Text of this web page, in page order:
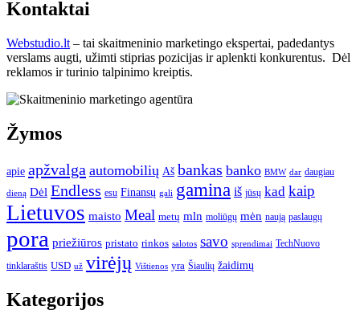
Kontaktai
Webstudio.lt – tai skaitmeninio marketingo ekspertai, padedantys
verslams augti, užimti stiprias pozicijas ir aplenkti konkurentus. Dėl
reklamos ir turinio talpinimo kreiptis.
Žymos
apie apžvalga automobilių Aš bankas banko BMW dar daugiau
dieną Dėl Endless esu Finansų gali gamina iš jūsų kad kaip
Lietuvos maisto Meal metų mln moliūgų mėn naują paslaugų
pora priežiūros pristato rinkos salotos savo sprendimai TechNuovo
tinklaraštis USD už virėjų Vištienos yra Šiaulių žaidimų
Kategorijos